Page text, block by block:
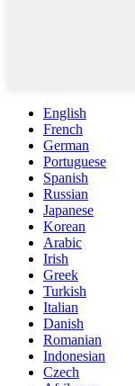
English
French
German
Portuguese
Spanish
Russian
Japanese
Korean
Arabic
Irish
Greek
Turkish
Italian
Danish
Romanian
Indonesian
Czech